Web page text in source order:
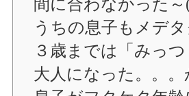
間に合わなかった
うちの息子もメデ
３歳までは「みっ
大人になった。。。